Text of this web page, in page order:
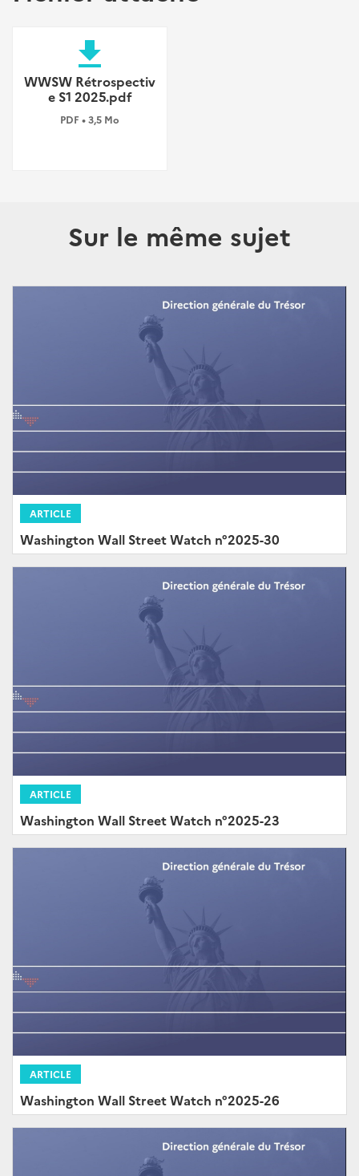
file_download
WWSW Rétrospectiv
e S1 2025.pdf
PDF • 3,5 Mo
Sur le même sujet
ARTICLE
Washington Wall Street Watch n°2025-30
ARTICLE
Washington Wall Street Watch n°2025-23
ARTICLE
Washington Wall Street Watch n°2025-26